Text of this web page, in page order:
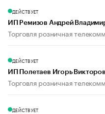
ДЕЙСТВУЕТ
ИП Ремизов Андрей
Торговля розничная
ДЕЙСТВУЕТ
ИП Полетаев Игорь
Торговля розничная
ДЕЙСТВУЕТ